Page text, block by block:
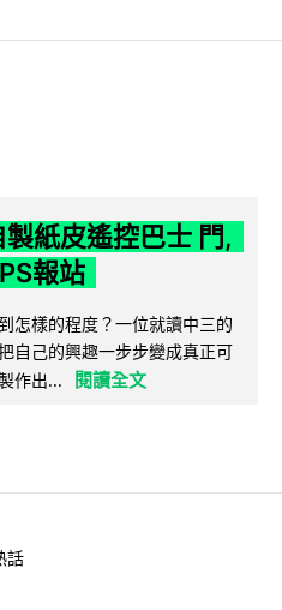
紙皮遙控巴士 門,
報站
怎樣的程度？一位就讀中三的
自己的興趣一步步變成真正可
作出...
閱讀全文
話